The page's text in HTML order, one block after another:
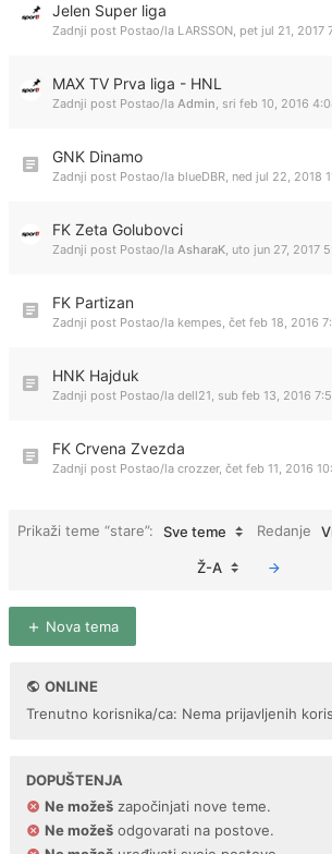
Jelen Super liga
Zadnji post Postao/la LARSSON, pet jul 21, 2017
MAX TV Prva liga - HNL
Zadnji post Postao/la Admin, sri feb 10, 2016
GNK Dinamo
Zadnji post Postao/la blueDBR, ned jul 22, 2018
FK Zeta Golubovci
Zadnji post Postao/la AsharaK, uto jun 27, 2017
FK Partizan
Zadnji post Postao/la kempes, čet feb 18, 2016
HNK Hajduk
Zadnji post Postao/la dell21, sub feb 13, 2016
FK Crvena Zvezda
Zadnji post Postao/la crozzer, čet feb 11, 2016
Prikaži teme “stare”: Sve teme Redanje
Ž-A
Nova tema
ONLINE
Trenutno korisnika/ca: Nema prijavljenih
DOPUŠTENJA
Ne možeš započinjati nove teme.
Ne možeš odgovarati na postove.